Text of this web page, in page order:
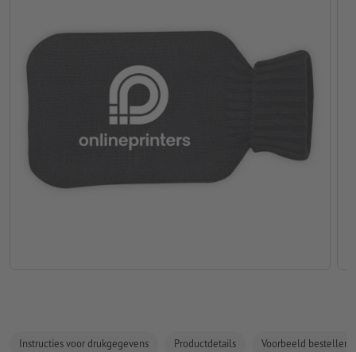
Instructies voor drukgegevens Productdetails Voorbeeld bestellen